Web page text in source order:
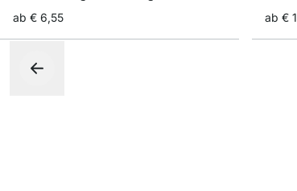
ab € 6,55
ab €